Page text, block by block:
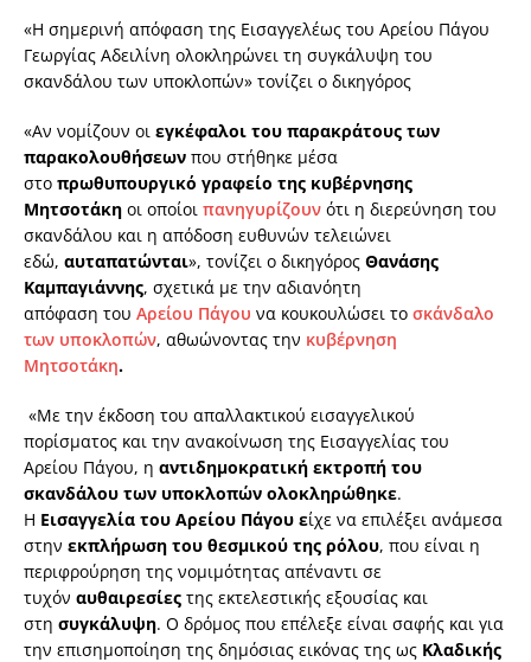
«Η σημερινή απόφαση της Εισαγγελέως του Αρείου Πάγου
Γεωργίας Αδειλίνη ολοκληρώνει τη συγκάλυψη του
σκανδάλου των υποκλοπών» τονίζει ο δικηγόρος
«Aν νομίζουν οι εγκέφαλοι του παρακράτους των
παρακολουθήσεων που στήθηκε μέσα
στο πρωθυπουργικό γραφείο της κυβέρνησης
Μητσοτάκη οι οποίοι πανηγυρίζουν ότι η διερεύνηση του
σκανδάλου και η απόδοση ευθυνών τελειώνει
εδώ, αυταπατώνται», τονίζει ο δικηγόρος Θανάσης
Καμπαγιάννης, σχετικά με την αδιανόητη
απόφαση του Αρείου Πάγου να κουκουλώσει το σκάνδαλο
των υποκλοπών, αθωώνοντας την κυβέρνηση
Μητσοτάκη.
«Με την έκδοση του απαλλακτικού εισαγγελικού
πορίσματος και την ανακοίνωση της Εισαγγελίας του
Αρείου Πάγου, η αντιδημοκρατική εκτροπή του
σκανδάλου των υποκλοπών ολοκληρώθηκε.
Η Εισαγγελία του Αρείου Πάγου είχε να επιλέξει ανάμεσα
στην εκπλήρωση του θεσμικού της ρόλου, που είναι η
περιφρούρηση της νομιμότητας απέναντι σε
τυχόν αυθαιρεσίες της εκτελεστικής εξουσίας και
στη συγκάλυψη. Ο δρόμος που επέλεξε είναι σαφής και για
την επισημοποίηση της δημόσιας εικόνας της ως Κλαδικής